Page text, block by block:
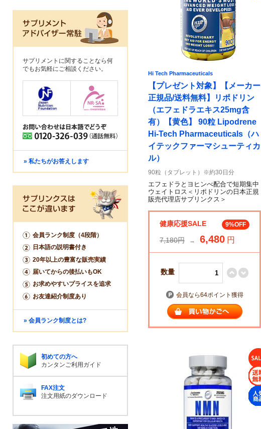
Hi Tech Pharmaceuticals
【プレゼント対象】【メーカー
正規品/送料無料】リポドリン
（エフェドラエキス25mg含
有）【黄色】 90粒 Lipodrene
Hi-Tech Pharmaceuticals（ハ
イテックファーマシューティカ
ル）
90粒（タブレット）※約30日分
エフェドラとヨヒンべ配合で短期集中
ウェイトロス＜リポドリンの日本正規
販売代理店サプリンクス＞
9%OFF
健康応援SALE
7,180円 → 6,480 円
数量
会員なら64ポイント獲得
サプリメントに関することなら何
でもお気軽にご相談ください。
» 私たちがお答えします
会員ランク制度（4段階）
日本語の説明書付き
20年以上の豊富な販売実績
届いてからの後払いもOK
お求めやすいプライスを追求
お友達紹介制度あり
» 会員ランク制度とは?
初めての方へ
カンタンご利用ガイド
FAX注文
注文用紙のダウンロード